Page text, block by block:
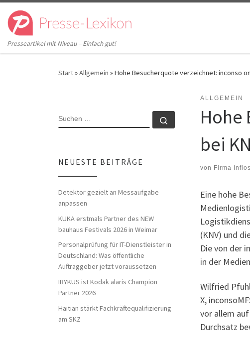
Zum Inhalt springen
Presseartikel mit Niveau – Einfach gut!
Start»Allgemein »Hohe Besucherquote verzeichnet: inconso
ALLGEMEIN
Hohe
bei
von Firma Infios
Eine hohe
(KNV) und
Die von der
in der
Wilfried
X,
vor allem
Durchsatz
SUCHE Suchen …
NEUESTE BEITRÄGE
Detektor gezielt an Messaufgabe
anpassen
KUKA erstmals Partner des NEW
bauhaus Festivals 2026 in Weimar
Personalprüfung für IT-Dienstleister in
Deutschland: Was öffentliche
Auftraggeber jetzt voraussetzen
IBYKUS ist Kodak alaris Champion
Partner 2026
Haitian stärkt Fachkräftequalifizierung
am SKZ